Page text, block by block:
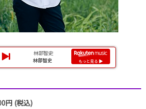
円 (税込)